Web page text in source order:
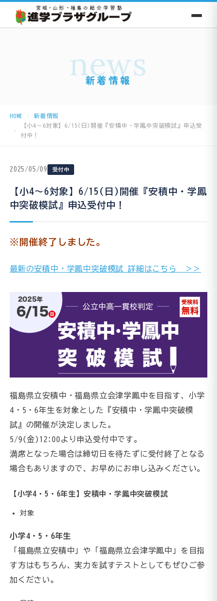
news
新着情報
HOME
新着情報
【小4～6対象】6/15(日)開催『安積中・学鳳中突破模試』申込受
付中！
2025/05/09 受付中
【小4～6対象】6/15(日)開催『安積中・学鳳
中突破模試』申込受付中！
※開催終了しました。
最新の安積中・学鳳中突破模試 詳細はこちら ＞＞
福島県立安積中・福島県立会津学鳳中を目指す、小学
4・5・6年生を対象とした『安積中・学鳳中突破模
試』の開催が決定しました。
5/9(金)12:00より申込受付中です。
満席となった場合は締切日を待たずに受付終了となる
場合もありますので、お早めにお申し込みください。
【小学4・5・6年生】安積中・学鳳中突破模試
対象
小学4・5・6年生
「福島県立安積中」や「福島県立会津学鳳中」を目指
す方はもちろん、実力を試すテストとしてもぜひご参
加ください。